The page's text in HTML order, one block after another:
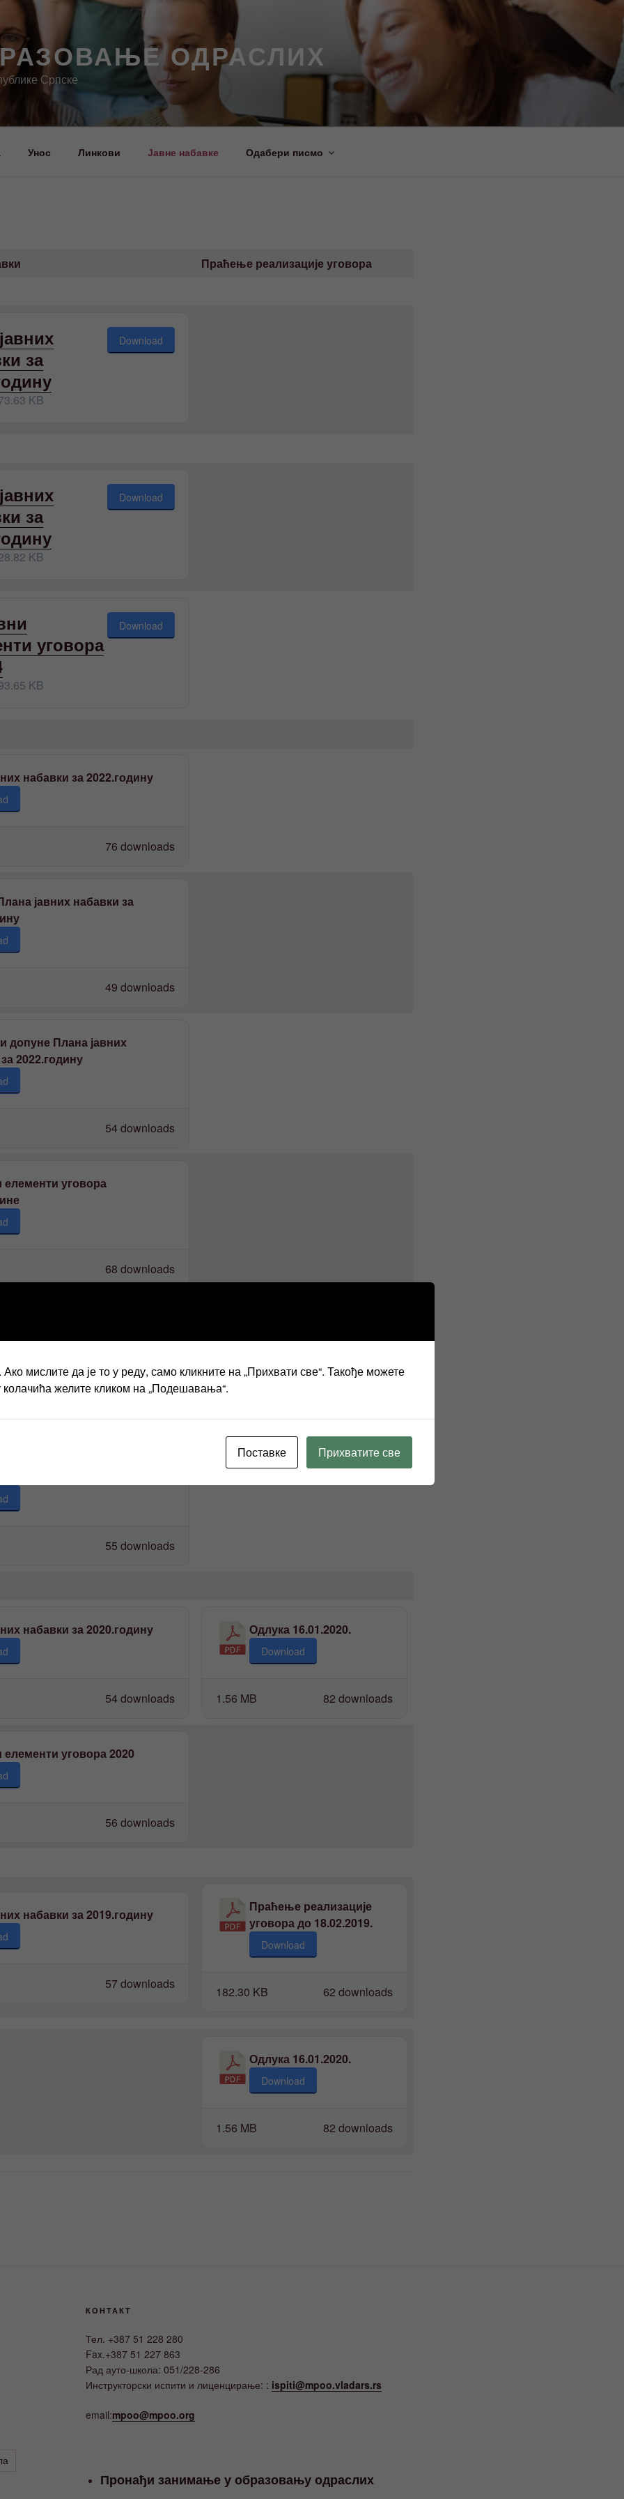
ОДРАСЛИХ
Српске
Унос Линкови Јавне набавке Одабери писмо
Праћење реализације уговора
за
KB
Download
за
KB
Download
уговора
KB
Download
набавки за 2022.годину
76 downloads
јавних набавки за
49 downloads
допуне Плана јавних
2022.годину
54 downloads
уговора
68 downloads
53 downloads
55 downloads
набавки за 2020.годину
54 downloads
Одлука 16.01.2020.
Download
82 downloads
1.56 MB
уговора 2020
56 downloads
набавки за 2019.годину
57 downloads
Праћење реализације
уговора до 18.02.2019.
Download
62 downloads
182.30 KB
Одлука 16.01.2020.
Download
82 downloads
1.56 MB
КОНТАКТ
Тел. +387 51 228 280
Fax.+387 51 227 863
Рад ауто-школа: 051/228-286
Инструкторски испити и лиценцирање: : ispiti@mpoo.vladars.rs
email:mpoo@mpoo.org
Пронађи занимање у образовању одраслих
мислите да је то у реду, само кликните на „Прихвати све“. Такође можете
колачића желите кликом на „Подешавања“.
Поставке Прихватите све